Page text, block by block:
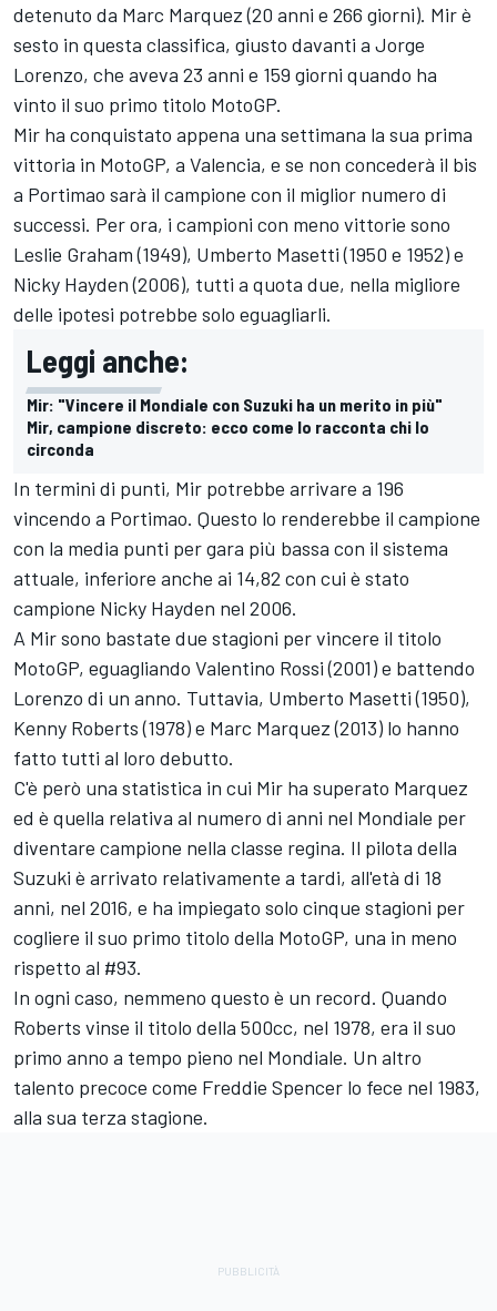
detenuto da Marc Marquez (20 anni e 266 giorni). Mir è
sesto in questa classifica, giusto davanti a Jorge
Lorenzo, che aveva 23 anni e 159 giorni quando ha
vinto il suo primo titolo MotoGP.
Mir ha conquistato appena una settimana la sua prima
vittoria in MotoGP, a Valencia, e se non concederà il bis
a Portimao sarà il campione con il miglior numero di
successi. Per ora, i campioni con meno vittorie sono
Leslie Graham (1949), Umberto Masetti (1950 e 1952) e
Nicky Hayden (2006), tutti a quota due, nella migliore
delle ipotesi potrebbe solo eguagliarli.
Leggi anche:
Mir: "Vincere il Mondiale con Suzuki ha un merito in più"
Mir, campione discreto: ecco come lo racconta chi lo
circonda
In termini di punti, Mir potrebbe arrivare a 196
vincendo a Portimao. Questo lo renderebbe il campione
con la media punti per gara più bassa con il sistema
attuale, inferiore anche ai 14,82 con cui è stato
campione Nicky Hayden nel 2006.
A Mir sono bastate due stagioni per vincere il titolo
MotoGP, eguagliando Valentino Rossi (2001) e battendo
Lorenzo di un anno. Tuttavia, Umberto Masetti (1950),
Kenny Roberts (1978) e Marc Marquez (2013) lo hanno
fatto tutti al loro debutto.
C'è però una statistica in cui Mir ha superato Marquez
ed è quella relativa al numero di anni nel Mondiale per
diventare campione nella classe regina. Il pilota della
Suzuki è arrivato relativamente a tardi, all'età di 18
anni, nel 2016, e ha impiegato solo cinque stagioni per
cogliere il suo primo titolo della MotoGP, una in meno
rispetto al #93.
In ogni caso, nemmeno questo è un record. Quando
Roberts vinse il titolo della 500cc, nel 1978, era il suo
primo anno a tempo pieno nel Mondiale. Un altro
talento precoce come Freddie Spencer lo fece nel 1983,
alla sua terza stagione.